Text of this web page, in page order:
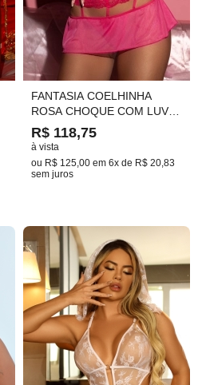
FANTASIA COELHINHA
ROSA CHOQUE COM LUVAS
E ORELHAS TAM. UNICO
CÓD:658
R$ 118,75
à vista
ou R$ 125,00 em 6x de R$ 20,83
sem juros